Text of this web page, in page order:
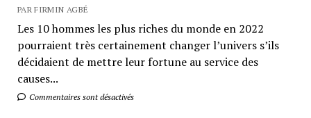
PAR FIRMIN AGBÉ
Les 10 hommes les plus riches du monde en 2022
pourraient très certainement changer l’univers s’ils
décidaient de mettre leur fortune au service des
causes...
Commentaires sont désactivés